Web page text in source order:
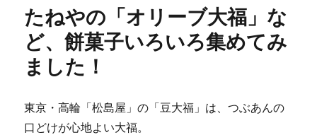
たねやの「オリーブ大福」な
ど、餅菓子いろいろ集めてみ
ました！
東京・高輪「松島屋」の「豆大福」は、つぶあんの
口どけが心地よい大福。